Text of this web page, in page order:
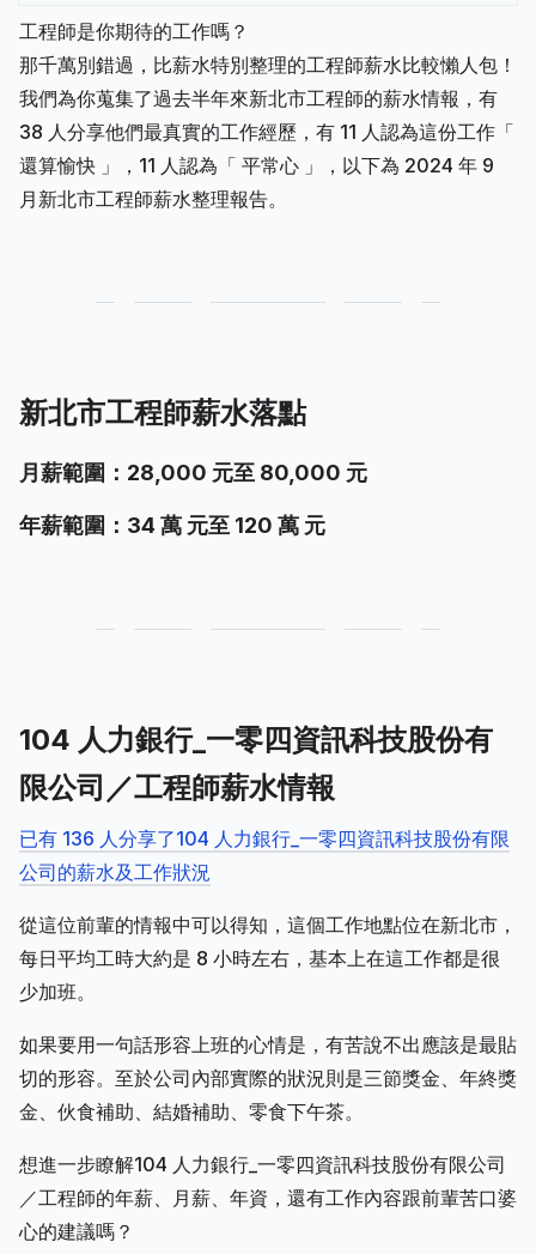
工程師是你期待的工作嗎？
那千萬別錯過，比薪水特別整理的工程師薪水比較懶人包！
我們為你蒐集了過去半年來新北市工程師的薪水情報，有
38 人分享他們最真實的工作經歷，有 11 人認為這份工作「
還算愉快 」，11 人認為「 平常心 」，以下為 2024 年 9
月新北市工程師薪水整理報告。
新北市工程師薪水落點
月薪範圍：28,000 元至 80,000 元
年薪範圍：34 萬 元至 120 萬 元
104 人力銀行_一零四資訊科技股份有
限公司／工程師薪水情報
已有 136 人分享了104 人力銀行_一零四資訊科技股份有限
公司的薪水及工作狀況
從這位前輩的情報中可以得知，這個工作地點位在新北市，
每日平均工時大約是 8 小時左右，基本上在這工作都是很
少加班。
如果要用一句話形容上班的心情是，有苦說不出應該是最貼
切的形容。至於公司內部實際的狀況則是三節獎金、年終獎
金、伙食補助、結婚補助、零食下午茶。
想進一步瞭解104 人力銀行_一零四資訊科技股份有限公司
／工程師的年薪、月薪、年資，還有工作內容跟前輩苦口婆
心的建議嗎？